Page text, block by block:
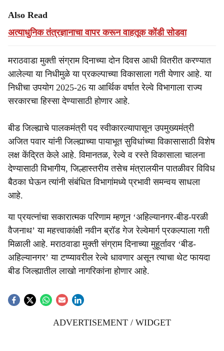
Also Read
अत्याधुनिक तंत्रज्ञानाचा वापर करून वाहतूक कोंडी सोडवा
मराठवाडा मुक्ती संग्राम दिनाच्या दोन दिवस आधी वितरीत करण्यात
आलेल्या या निधीमुळे या प्रकल्पाच्या विकासाला गती येणार आहे. या
निधीचा उपयोग 2025-26 या आर्थिक वर्षात रेल्वे विभागाला राज्य
सरकारचा हिस्सा देण्यासाठी होणार आहे.
बीड जिल्ह्याचे पालकमंत्री पद स्वीकारल्यापासून उपमुख्यमंत्री
अजित पवार यांनी जिल्ह्याच्या पायाभूत सुविधांच्या विकासासाठी विशेष
लक्ष केंद्रित केले आहे. विमानतळ, रेल्वे व रस्ते विकासाला चालना
देण्यासाठी विभागीय, जिल्हास्तरीय तसेच मंत्रालयीन पातळीवर विविध
बैठका घेऊन त्यांनी संबंधित विभागांमध्ये प्रभावी समन्वय साधला
आहे.
या प्रयत्नांचा सकारात्मक परिणाम म्हणून ‘अहिल्यानगर-बीड-परळी
वैजनाथ’ या महत्त्वाकांक्षी नवीन ब्रॉड गेज रेल्वेमार्ग प्रकल्पाला गती
मिळाली आहे. मराठवाडा मुक्ती संग्राम दिनाच्या मुहूर्तावर ‘बीड-
अहिल्यानगर’ या टप्प्यावरील रेल्वे धावणार असून त्याचा थेट फायदा
बीड जिल्ह्यातील लाखो नागरिकांना होणार आहे.
ADVERTISEMENT / WIDGET